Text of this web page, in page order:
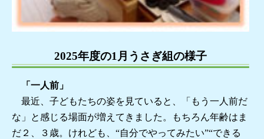
2025年度の1月うさぎ組の様子
「一人前」
最近、子どもたちの姿を見ていると、「もう一人前だ
な」と感じる場面が増えてきました。もちろん年齢はま
だ２、３歳。けれども、“自分でやってみたい”“できる